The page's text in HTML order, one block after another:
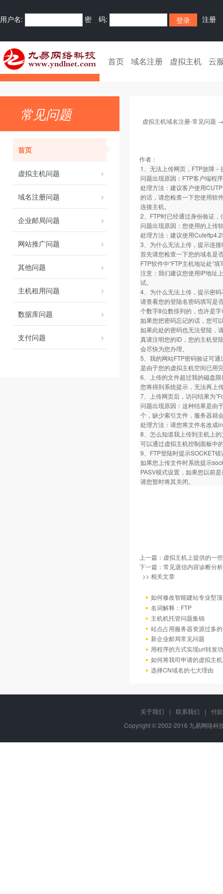
用户名: 密 码: 注册
首页 域名注册 虚拟主机 云
常见问题
首页
虚拟主机问题
域名注册问题
企业邮局问题
网站推广问题
其他问题
主机租用问题
数据库问题
支付问题
虚拟主机域名注册-常见问题
作者：
1、无法上传网页，FTP故障－
问题出现原因：FTP客户端程
处理方法：建议客户使用
的话，请您检查一下您使用软
连接主机。
2、FTP时已经通过身份验证，
问题出现原因：您使用的上传
处理方法：建议使用
3、为什么无法上传，提示连
首先请您检查一下您的域名是
FTP软件中“FTP主机地址处”
注意：我们建议您使用IP地址
试。
4、为什么无法上传，提示密
请查看您的登陆名密码填写是
个数字8位数排列的，也许是
如果您把密码忘记的话，您可
如果此处的密码也无法登陆，
真请注明您的ID，您的主机登
会尽快为您办理。
5、我的网站FTP密码验证可
是由于您的虚拟主机空间已用
6、上传的文件超过我的磁盘
您将得到系统提示，无法再上
7、上传网页后，访问结果为
问题出现原因：这种结果是由
个，缺少索引文件，服务器就
处理方法：请您将文件名改成
8、怎么知道我上传到主机上
可以通过虚拟主机控制面板中
9、FTP登陆时提示SOCKET错
如果您上传文件时系统提示
PASV模式设置，如果您以前
请您暂时将其关闭。
上一篇： 虚拟主机上提供的一
下一篇： 常见退信内容诊断分
>> 相关文章
如何修改智能建站专业型
名词解释：FTP
主机机托管问题集锦
站点占用服务器资源过多
新企业邮局常见问题
用程序的方式实现url转发
如何将我司申请的虚拟主
选择CN域名的七大理由
关于我们 | 联系我们 |
付
Copyright © 2002-2016 九易网络